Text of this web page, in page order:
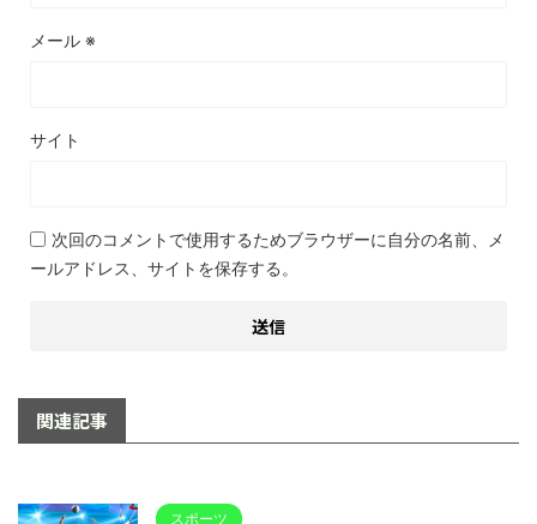
メール ※
サイト
次回のコメントで使用するためブラウザーに自分の名前、メ
ールアドレス、サイトを保存する。
関連記事
スポーツ